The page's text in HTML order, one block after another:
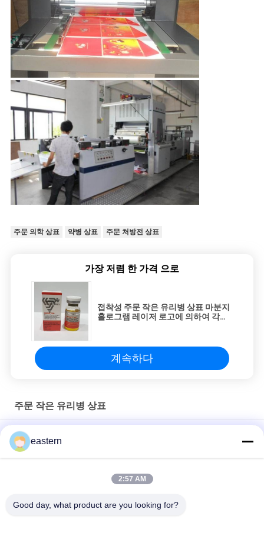
주문 의학 상표 약병 상표 주문 처방전 상표
가장 저렴 한 가격 으로
접착성 주문 작은 유리병 상표 마분지
홀로그램 레이저 로고에 의하여 각인
계속하다
주문 작은 유리병 상표
Sus 250 10ml 유리 바이알 라벨
10ml 병용 맞춤형 인쇄 스티커 개인화된 라벨
HG H 100IU 10 플라스크 라벨 소마트로핀 1 플라스크 라벨 스티커
eastern
2:57 AM
Good day, what product are you looking for?